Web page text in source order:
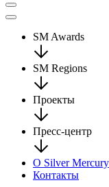
SM Awards
SM Regions
Проекты
Пресс-центр
О Silver Mercury
Контакты